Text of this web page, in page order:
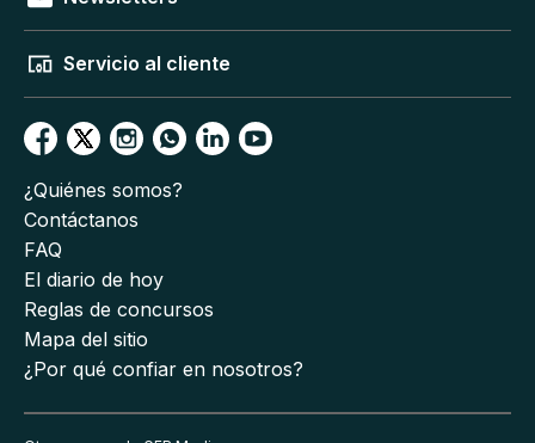
Servicio al cliente
¿Quiénes somos?
Contáctanos
FAQ
El diario de hoy
Reglas de concursos
Mapa del sitio
¿Por qué confiar en nosotros?